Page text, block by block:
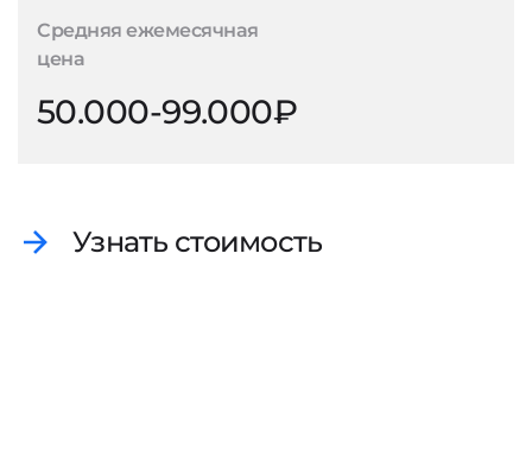
Средняя ежемесячная
цена
50.000-99.000₽
Узнать стоимость